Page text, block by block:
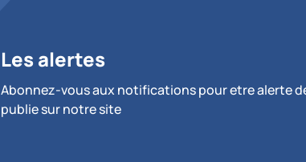
Les alertes
Abonnez-vous aux notifications pour etre alerte
publie sur notre site